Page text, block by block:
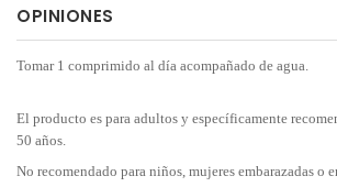
OPINIONES
Tomar 1 comprimido al día acompañado de agua.
El producto es para adultos y específicamente
50 años.
No recomendado para niños, mujeres embarazadas o